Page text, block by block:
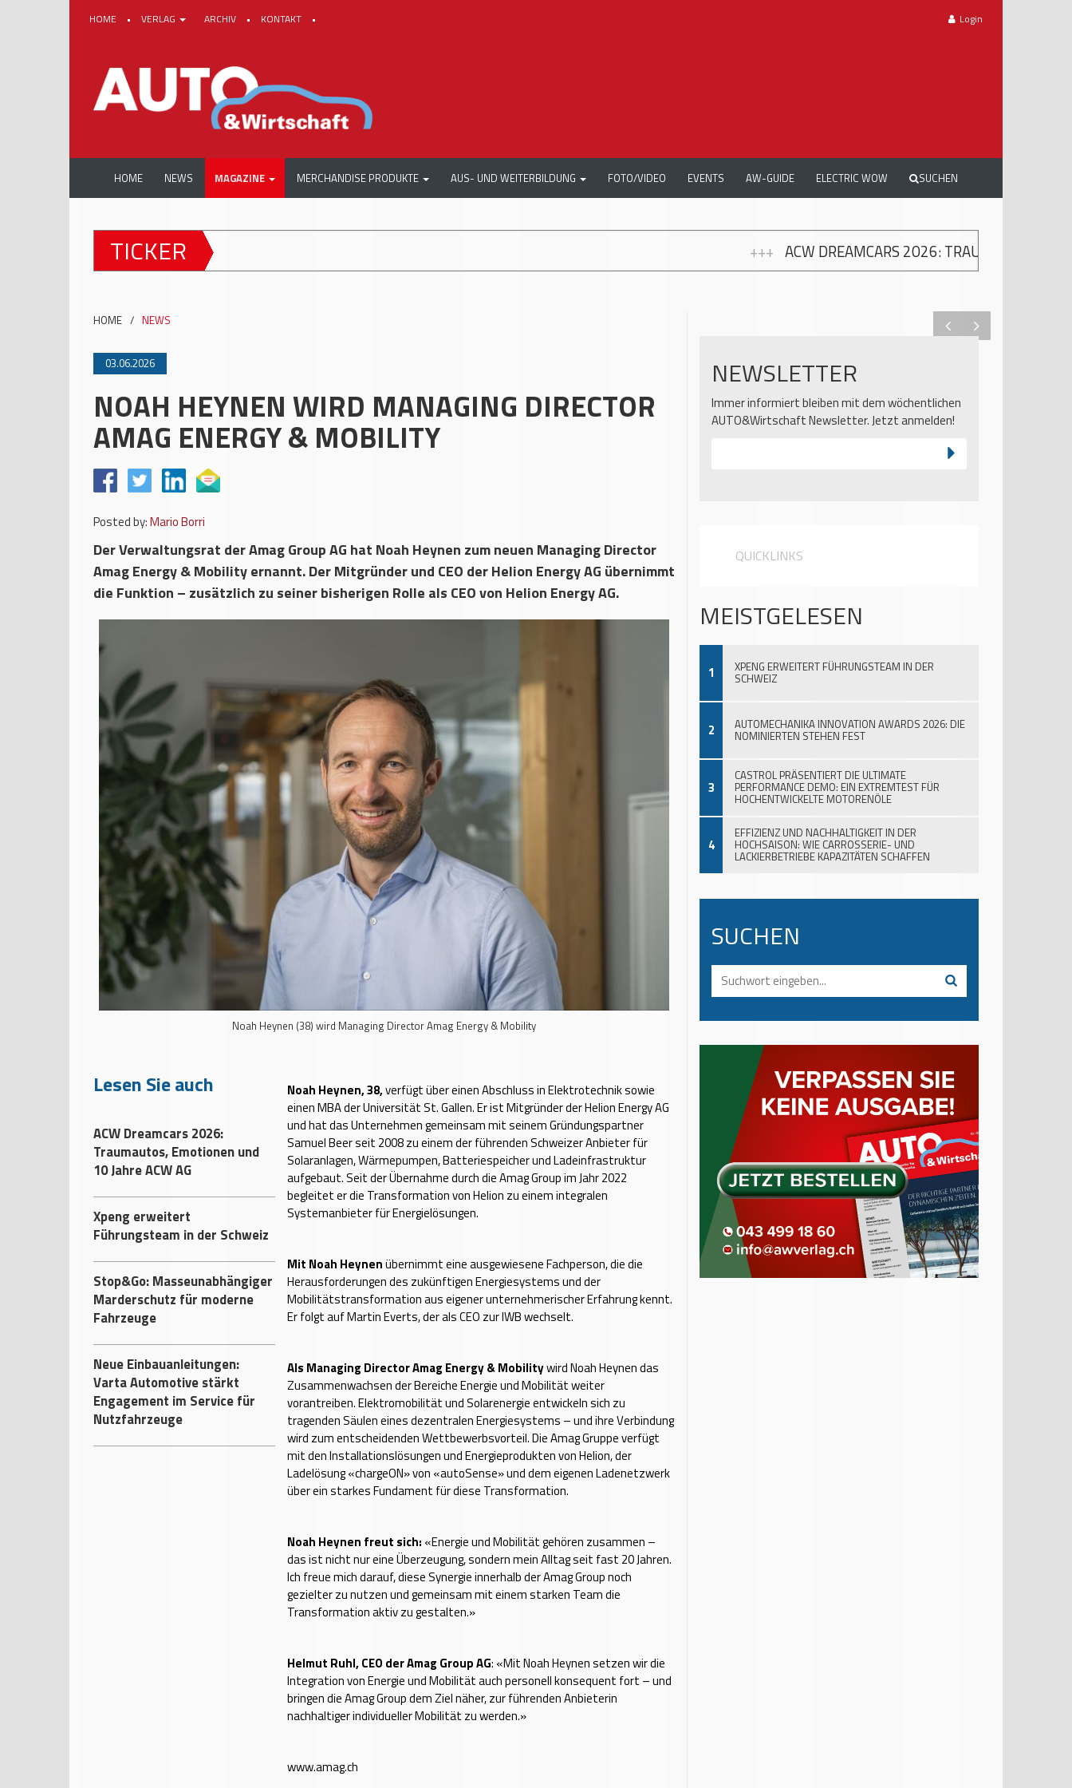
HOME • VERLAG ARCHIV • KONTAKT • Login
HOME NEWS MAGAZINE MERCHANDISE PRODUKTE AUS- UND WEITERBILDUNG FOTO/VIDEO EVENTS AW-GUIDE ELECTRIC WOW SUCHEN
TICKER ACW DREAMCARS 2026: TRAUMAUTOS, EMOTIONEN UND 10
HOME / NEWS
03.06.2026
NOAH HEYNEN WIRD MANAGING DIRECTOR
AMAG ENERGY & MOBILITY
Posted by:Mario Borri
Der Verwaltungsrat der Amag Group AG hat Noah Heynen zum neuen Managing Director
Amag Energy & Mobility ernannt. Der Mitgründer und CEO der Helion Energy AG übernimmt
die Funktion – zusätzlich zu seiner bisherigen Rolle als CEO von Helion Energy AG.
Noah Heynen (38) wird Managing Director Amag Energy & Mobility
Lesen Sie auch
ACW Dreamcars 2026:
Traumautos, Emotionen und
10 Jahre ACW AG
Xpeng erweitert
Führungsteam in der Schweiz
Stop&Go: Masseunabhängiger
Marderschutz für moderne
Fahrzeuge
Neue Einbauanleitungen:
Varta Automotive stärkt
Engagement im Service für
Nutzfahrzeuge
Noah Heynen, 38,verfügt über einen Abschluss in Elektrotechnik sowie
einen MBA der Universität St. Gallen. Er ist Mitgründer der Helion Energy AG
und hat das Unternehmen gemeinsam mit seinem Gründungspartner
Samuel Beer seit 2008 zu einem der führenden Schweizer Anbieter für
Solaranlagen, Wärmepumpen, Batteriespeicher und Ladeinfrastruktur
aufgebaut. Seit der Übernahme durch die Amag Group im Jahr 2022
begleitet er die Transformation von Helion zu einem integralen
Systemanbieter für Energielösungen.
Mit Noah Heynenübernimmt eine ausgewiesene Fachperson, die die
Herausforderungen des zukünftigen Energiesystems und der
Mobilitätstransformation aus eigener unternehmerischer Erfahrung kennt.
Er folgt auf Martin Everts, der als CEO zur IWB wechselt.
Als Managing Director Amag Energy & Mobilitywird Noah Heynen das
Zusammenwachsen der Bereiche Energie und Mobilität weiter
vorantreiben. Elektromobilität und Solarenergie entwickeln sich zu
tragenden Säulen eines dezentralen Energiesystems – und ihre Verbindung
wird zum entscheidenden Wettbewerbsvorteil. Die Amag Gruppe verfügt
mit den Installationslösungen und Energieprodukten von Helion, der
Ladelösung «chargeON» von «autoSense» und dem eigenen Ladenetzwerk
über ein starkes Fundament für diese Transformation.
Noah Heynen freut sich: «Energie und Mobilität gehören zusammen –
das ist nicht nur eine Überzeugung, sondern mein Alltag seit fast 20 Jahren.
Ich freue mich darauf, diese Synergie innerhalb der Amag Group noch
gezielter zu nutzen und gemeinsam mit einem starken Team die
Transformation aktiv zu gestalten.»
Helmut Ruhl, CEO der Amag Group AG: «Mit Noah Heynen setzen wir die
Integration von Energie und Mobilität auch personell konsequent fort – und
bringen die Amag Group dem Ziel näher, zur führenden Anbieterin
nachhaltiger individueller Mobilität zu werden.»
www.amag.ch
NEWSLETTER
Immer informiert bleiben mit dem wöchentlichen
AUTO&Wirtschaft Newsletter. Jetzt anmelden!
QUICKLINKS
MEISTGELESEN
1 XPENG ERWEITERT FÜHRUNGSTEAM IN DER
SCHWEIZ
2 AUTOMECHANIKA INNOVATION AWARDS 2026: DIE
NOMINIERTEN STEHEN FEST
3
CASTROL PRÄSENTIERT DIE ULTIMATE
PERFORMANCE DEMO: EIN EXTREMTEST FÜR
HOCHENTWICKELTE MOTORENÖLE
4
EFFIZIENZ UND NACHHALTIGKEIT IN DER
HOCHSAISON: WIE CARROSSERIE- UND
LACKIERBETRIEBE KAPAZITÄTEN SCHAFFEN
SUCHEN